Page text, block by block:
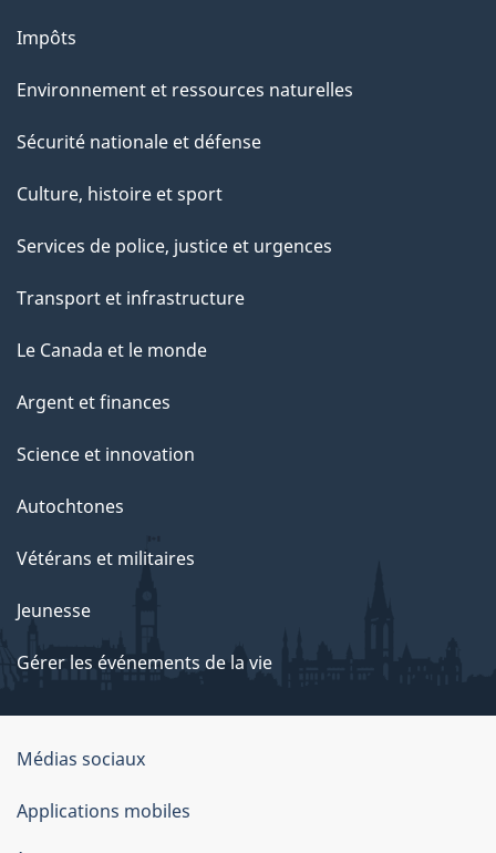
Impôts
Environnement et ressources naturelles
Sécurité nationale et défense
Culture, histoire et sport
Services de police, justice et urgences
Transport et infrastructure
Le Canada et le monde
Argent et finances
Science et innovation
Autochtones
Vétérans et militaires
Jeunesse
Gérer les événements de la vie
Organisation
du
gouvernement
Médias sociaux
Applications mobiles